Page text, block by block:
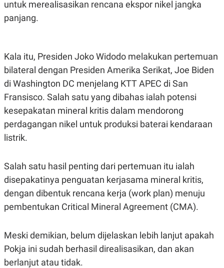
C
A
D
L
E
A
D
L
A
N
G
G
A
A
N
C
A
K
K
I
N
E
R
J
E
M
I
N
P
A
P
D
V
E
I
S
I
N
untuk merealisasikan rencana ekspor nikel jangka
panjang.
Kala itu, Presiden Joko Widodo melakukan pertemuan
bilateral dengan Presiden Amerika Serikat, Joe Biden
di Washington DC menjelang KTT APEC di San
Fransisco. Salah satu yang dibahas ialah potensi
kesepakatan mineral kritis dalam mendorong
perdagangan nikel untuk produksi baterai kendaraan
listrik.
Salah satu hasil penting dari pertemuan itu ialah
disepakatinya penguatan kerjasama mineral kritis,
dengan dibentuk rencana kerja (work plan) menuju
pembentukan Critical Mineral Agreement (CMA).
Meski demikian, belum dijelaskan lebih lanjut apakah
Pokja ini sudah berhasil direalisasikan, dan akan
berlanjut atau tidak.